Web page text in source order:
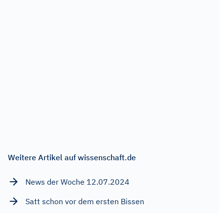
Weitere Artikel auf wissenschaft.de
News der Woche 12.07.2024
Satt schon vor dem ersten Bissen